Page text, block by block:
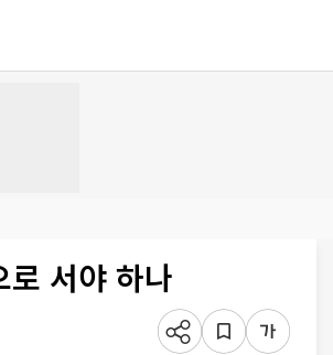
서야 하나